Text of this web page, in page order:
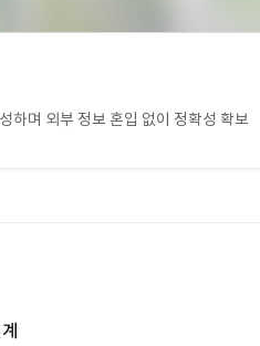
하며 외부 정보 혼입 없이 정확성 확보